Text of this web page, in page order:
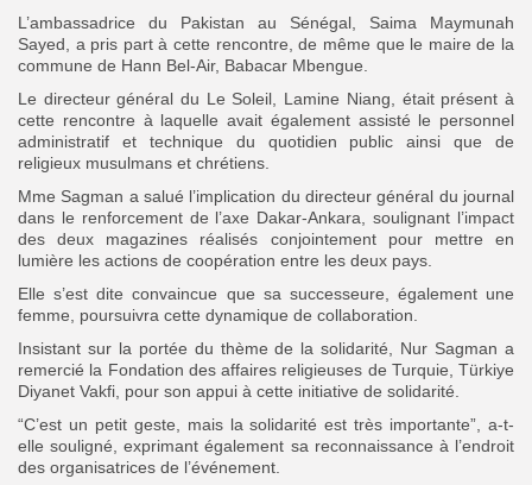
L’ambassadrice du Pakistan au Sénégal,
Saima Maymunah
Sayed, a pris part à cette rencontre, de même que le maire de la
commune de Hann Bel-Air, Babacar Mbengue.
Le directeur général du Le Soleil, Lamine Niang, était présent à
cette rencontre à laquelle avait également assisté le personnel
administratif et technique du quotidien public ainsi que de
religieux musulmans et chrétiens.
Mme Sagman a salué l’implication du directeur général du journal
dans le renforcement de l’axe Dakar-Ankara, soulignant l’impact
des deux magazines réalisés conjointement pour mettre en
lumière les actions de coopération entre les deux pays.
Elle s’est dite convaincue que sa successeure, également une
femme, poursuivra cette dynamique de collaboration.
Insistant sur la portée du thème de la solidarité, Nur Sagman a
remercié la Fondation des affaires religieuses de Turquie, Türkiye
Diyanet Vakfi, pour son appui à cette initiative de solidarité.
“C’est un petit geste, mais la solidarité est très importante”, a-t-
elle souligné, exprimant également sa reconnaissance à l’endroit
des organisatrices de l’événement.